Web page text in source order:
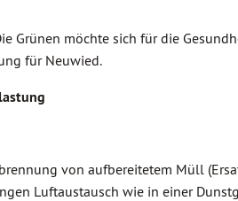
Grünen möchte sich für die
für Neuwied.
von aufbereitetem Müll
Luftaustausch wie in einer